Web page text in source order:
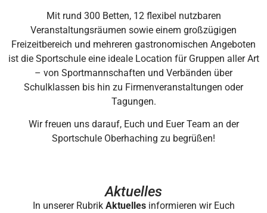
Mit rund 300 Betten, 12 flexibel nutzbaren
Veranstaltungsräumen sowie einem großzügigen
Freizeitbereich und mehreren gastronomischen Angeboten
ist die Sportschule eine ideale Location für Gruppen aller Art
– von Sportmannschaften und Verbänden über
Schulklassen bis hin zu Firmenveranstaltungen oder
Tagungen.
Wir freuen uns darauf, Euch und Euer Team an der
Sportschule Oberhaching zu begrüßen!
Aktuelles
In unserer Rubrik Aktuellesinformieren wir Euch